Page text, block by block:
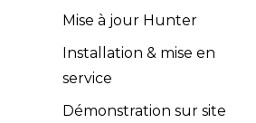
vos besoins spécifiques. Les
technique et répondre à
une grande importance à la
et la maintenance, sont
Mise à jour Hunter
Installation & mise en
service
Démonstration sur site